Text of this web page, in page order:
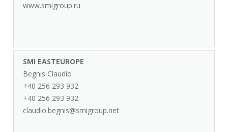
www.smigroup.ru
SMI EASTEUROPE
Begnis Claudio
+40 256 293 932
+40 256 293 932
claudio.begnis@smigroup.net